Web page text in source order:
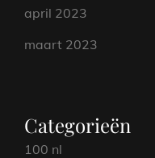
april 2023
maart 2023
Categorieën
100 nl